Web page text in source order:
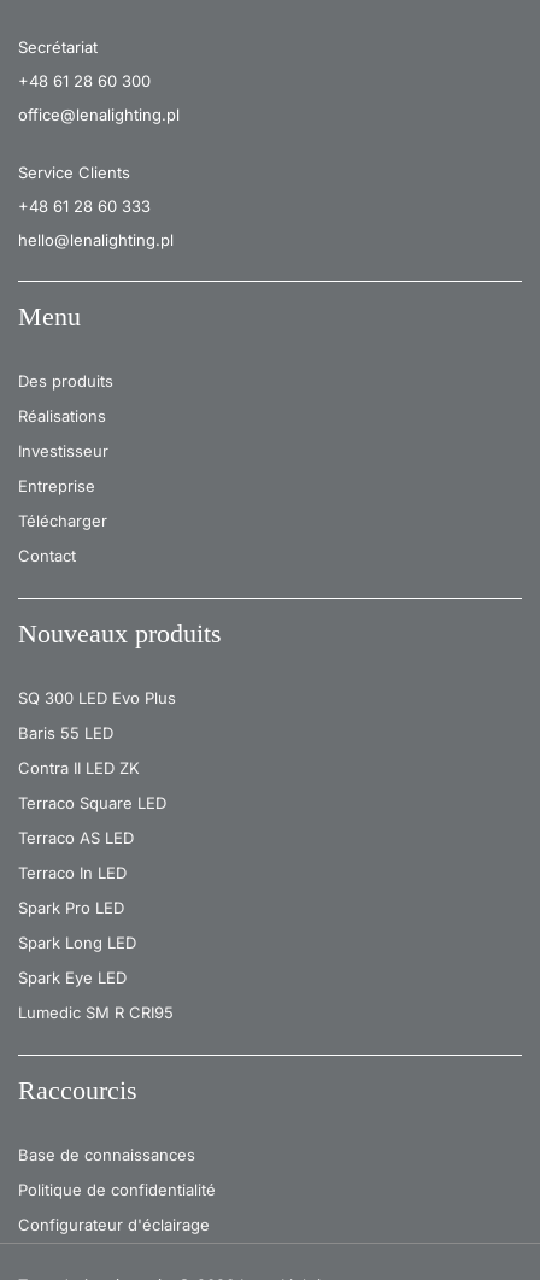
Secrétariat
+48 61 28 60 300
office@lenalighting.pl
Service Clients
+48 61 28 60 333
hello@lenalighting.pl
Menu
Des produits
Réalisations
Investisseur
Entreprise
Télécharger
Contact
Nouveaux produits
SQ 300 LED Evo Plus
Baris 55 LED
Contra II LED ZK
Terraco Square LED
Terraco AS LED
Terraco In LED
Spark Pro LED
Spark Long LED
Spark Eye LED
Lumedic SM R CRI95
Raccourcis
Base de connaissances
Politique de confidentialité
Configurateur d'éclairage